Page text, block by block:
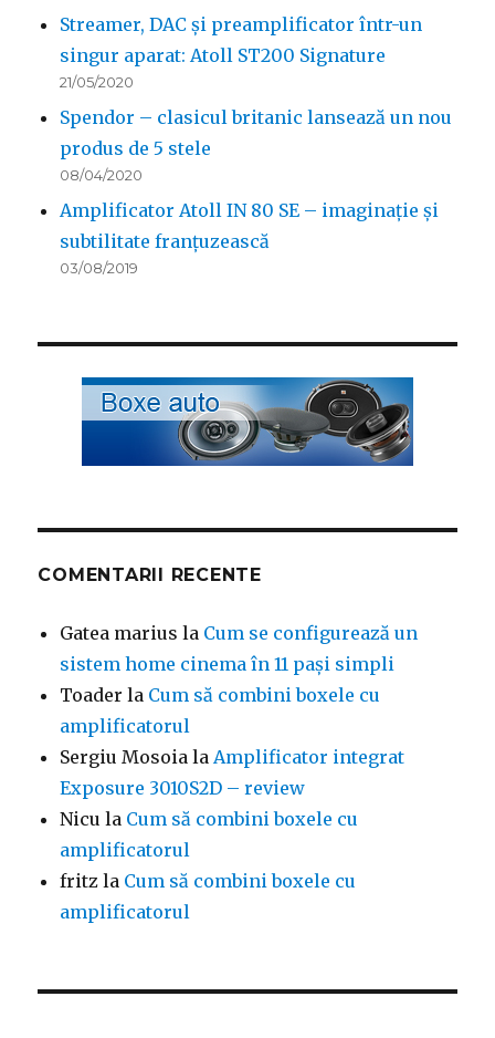
Streamer, DAC și preamplificator într-un
singur aparat: Atoll ST200 Signature
21/05/2020
Spendor – clasicul britanic lansează un nou
produs de 5 stele
08/04/2020
Amplificator Atoll IN 80 SE – imaginație și
subtilitate franțuzească
03/08/2019
COMENTARII RECENTE
Gatea marius la Cum se configurează un
sistem home cinema în 11 pași simpli
Toader la Cum să combini boxele cu
amplificatorul
Sergiu Mosoia laAmplificator integrat
Exposure 3010S2D – review
Nicu la Cum să combini boxele cu
amplificatorul
fritz la Cum să combini boxele cu
amplificatorul